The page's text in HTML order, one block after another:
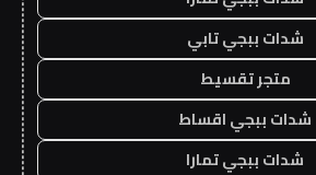
شدات ببجي تابي
متجر تقسيط
شدات ببجي اقساط
شدات ببجي تمارا